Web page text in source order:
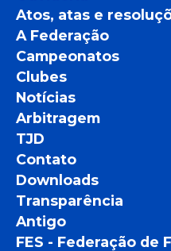
Atos, atas e
A Federação
Campeonatos
Clubes
Notícias
Arbitragem
TJD
Contato
Downloads
Transparência
Antigo
FES - Federação de